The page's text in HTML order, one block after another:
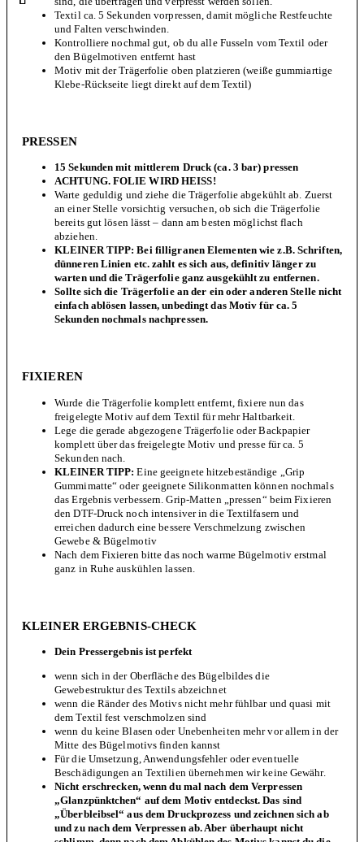
Textil ca. 5 Sekunden vorpressen, damit mögliche Restfeuchte
und Falten verschwinden.
Kontrolliere nochmal gut, ob du alle Fusseln vom Textil oder
den Bügelmotiven entfernt hast
Motiv mit der Trägerfolie oben platzieren (weiße gummiartige
Klebe-Rückseite liegt direkt auf dem Textil)
PRESSEN
15 Sekunden mit mittlerem Druck (ca. 3 bar) pressen
ACHTUNG. FOLIE WIRD HEISS!
Warte geduldig und ziehe die Trägerfolie abgekühlt ab. Zuerst
an einer Stelle vorsichtig versuchen, ob sich die Trägerfolie
bereits gut lösen lässt – dann am besten möglichst flach
abziehen.
KLEINER TIPP: Bei filligranen Elementen wie z.B. Schriften,
dünneren Linien etc. zahlt es sich aus, definitiv länger zu
warten und die Trägerfolie ganz ausgekühlt zu entfernen.
Sollte sich die Trägerfolie an der ein oder anderen Stelle nicht
einfach ablösen lassen, unbedingt das Motiv für ca. 5
Sekunden nochmals nachpressen.
FIXIEREN
Wurde die Trägerfolie komplett entfernt, fixiere nun das
freigelegte Motiv auf dem Textil für mehr Haltbarkeit.
Lege die gerade abgezogene Trägerfolie oder Backpapier
komplett über das freigelegte Motiv und presse für ca. 5
Sekunden nach.
KLEINER TIPP: Eine geeignete hitzebeständige „Grip
Gummimatte“ oder geeignete Silikonmatten können nochmals
das Ergebnis verbessern. Grip-Matten „pressen“ beim Fixieren
den DTF-Druck noch intensiver in die Textilfasern und
erreichen dadurch eine bessere Verschmelzung zwischen
Gewebe & Bügelmotiv
Nach dem Fixieren bitte das noch warme Bügelmotiv erstmal
ganz in Ruhe auskühlen lassen.
KLEINER ERGEBNIS-CHECK
Dein Pressergebnis ist perfekt
wenn sich in der Oberfläche des Bügelbildes die
Gewebestruktur des Textils abzeichnet
wenn die Ränder des Motivs nicht mehr fühlbar und quasi mit
dem Textil fest verschmolzen sind
wenn du keine Blasen oder Unebenheiten mehr vor allem in der
Mitte des Bügelmotivs finden kannst
Für die Umsetzung, Anwendungsfehler oder eventuelle
Beschädigungen an Textilien übernehmen wir keine Gewähr.
Nicht erschrecken, wenn du mal nach dem Verpressen
„Glanzpünktchen“ auf dem Motiv entdeckst. Das sind
„Überbleibsel“ aus dem Druckprozess und zeichnen sich ab
und zu nach dem Verpressen ab. Aber überhaupt nicht